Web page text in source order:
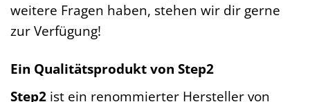
weitere Fragen haben, stehen wir dir gerne
zur Verfügung!
Ein Qualitätsprodukt von Step2
Step2 ist ein renommierter Hersteller von